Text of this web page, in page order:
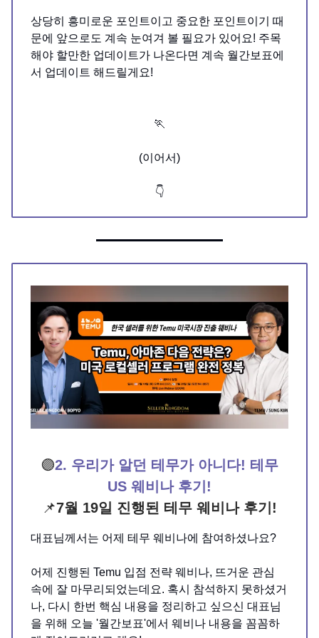
상당히 흥미로운 포인트이고 중요한 포인트이기 때
문에 앞으로도 계속 눈여겨 볼 필요가 있어요! 주목
해야 할만한 업데이트가 나온다면 계속 월간보표에
서 업데이트 해드릴게요!
🏃
(이어서)
👇
🟣2. 우리가 알던 테무가 아니다! 테무
US 웨비나 후기!
📌7월 19일 진행된 테무 웨비나 후기!
대표님께서는 어제 테무 웨비나에 참여하셨나요?
어제 진행된 Temu 입점 전략 웨비나, 뜨거운 관심
속에 잘 마무리되었는데요. 혹시 참석하지 못하셨거
나, 다시 한번 핵심 내용을 정리하고 싶으신 대표님
을 위해 오늘 '월간보표'에서 웨비나 내용을 꼼꼼하